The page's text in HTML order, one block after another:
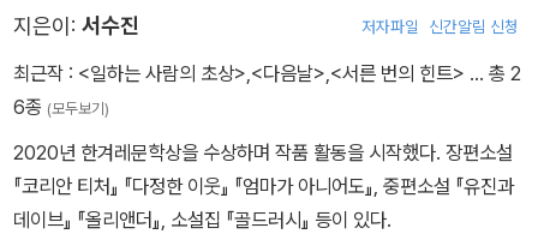
지은이: 서수진 저자파일 신간알림 신청
최근작 : <일하는 사람의 초상> <다음날> <서른 번의 힌트> … 총 2
6종 (모두보기)
2020년 한겨레문학상을 수상하며 작품 활동을 시작했다. 장편소설
『코리안 티처』 『다정한 이웃』 『엄마가 아니어도』, 중편소설 『유진과
데이브』 『올리앤더』, 소설집 『골드러시』 등이 있다.